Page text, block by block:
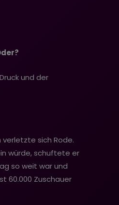
und der
sich Rode.
würde, schuftete er
so weit war und
60.000 Zuschauer